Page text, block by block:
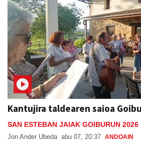
Kantujira taldearen saioa
SAN ESTEBAN JAIAK GOIBURUN 2026
Jon Ander Ubeda abu 07, 20:37 ANDOAIN